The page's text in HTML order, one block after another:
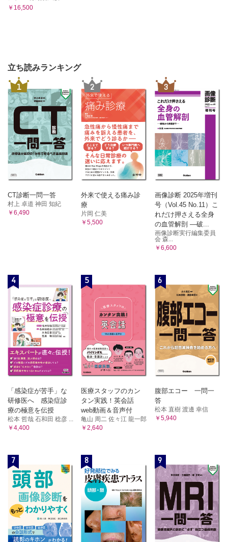
￥16,500
立ち読みランキング
1
CT診断一問一答
村上 卓道 神田 知紀
￥6,490
2
外来で使える痛み診
療
片岡 仁美
￥5,500
3
画像診断 2025年増刊
号（Vol.45 No.11）こ
れだけ押さえる全身
の血管解剖 ―破...
画像診断実行編集委員
会 森...
￥6,600
4
「感染症が苦手」な
研修医へ 感染症診
療の極意を伝授
松本 哲哉 石和田 稔彦 ...
￥4,400
5
医療スタッフのカン
タン実践！英会話
web動画＆音声付
亀山 周二 佐々江 龍一郎
￥2,640
6
腹部エコー 一問一
答
松本 直樹 渡邊 幸信
￥5,940
7 8 9